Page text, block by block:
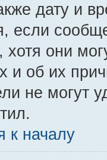
дату и
если
хотя они
и об их
не могут
к началу